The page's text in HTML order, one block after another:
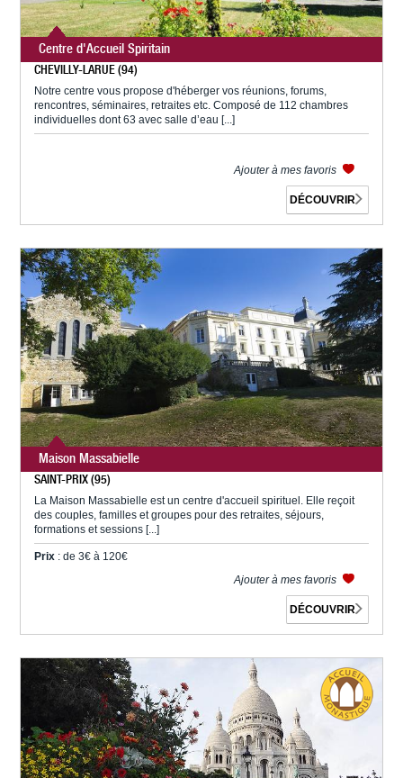
Centre d'Accueil Spiritain
CHEVILLY-LARUE (94)
Notre centre vous propose d'héberger vos réunions, forums,
rencontres, séminaires, retraites etc. Composé de 112 chambres
individuelles dont 63 avec salle d’eau [...]
Ajouter à mes favoris
DÉCOUVRIR
Maison Massabielle
SAINT-PRIX (95)
La Maison Massabielle est un centre d'accueil spirituel. Elle reçoit
des couples, familles et groupes pour des retraites, séjours,
formations et sessions [...]
Prix : de 3€ à 120€
Ajouter à mes favoris
DÉCOUVRIR